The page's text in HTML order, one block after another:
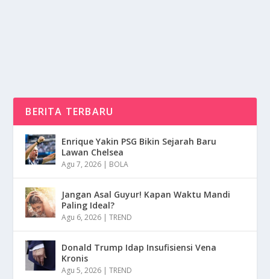
BERITA TERBARU
Enrique Yakin PSG Bikin Sejarah Baru
Lawan Chelsea
Agu 7, 2026 | BOLA
Jangan Asal Guyur! Kapan Waktu Mandi
Paling Ideal?
Agu 6, 2026 |TREND
Donald Trump Idap Insufisiensi Vena
Kronis
Agu 5, 2026 |TREND